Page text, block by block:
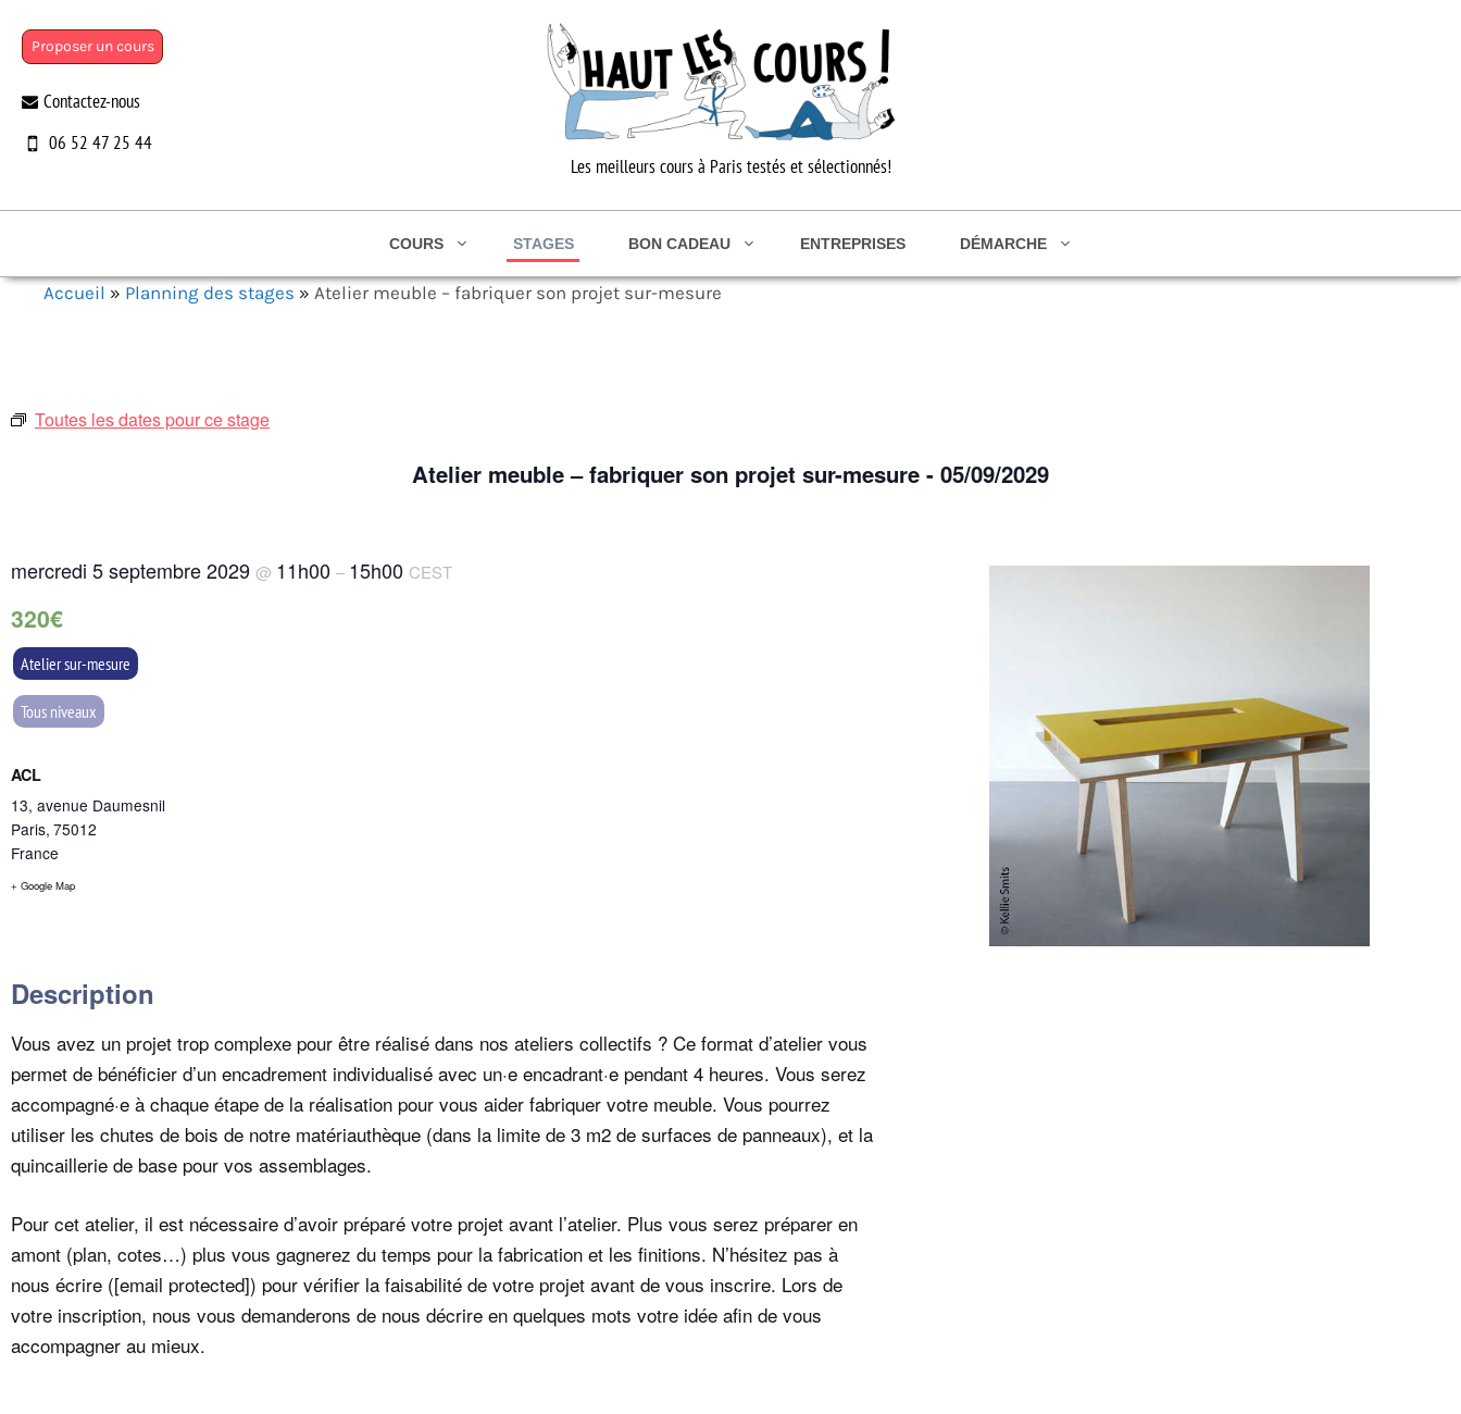
Les meilleurs cours à Paris testés et sélectionnés!
Proposer un cours
Contactez-nous
06 52 47 25 44
COURS STAGES BON CADEAU ENTREPRISES DÉMARCHE
Accueil » Planning des stages » Atelier meuble – fabriquer son projet sur-mesure
Toutes les dates pour ce stage
Atelier meuble – fabriquer son projet sur-mesure - 05/09/2029
mercredi 5 septembre 2029 @ 11h00 – 15h00 CEST
320€
Atelier sur-mesure
Tous niveaux
ACL
13, avenue Daumesnil
Paris, 75012
France
+ Google Map
Description
Vous avez un projet trop complexe pour être réalisé dans nos ateliers collectifs ? Ce format d’atelier vous
permet de bénéficier d’un encadrement individualisé avec un·e encadrant·e pendant 4 heures. Vous serez
accompagné·e à chaque étape de la réalisation pour vous aider fabriquer votre meuble. Vous pourrez
utiliser les chutes de bois de notre matériauthèque (dans la limite de 3 m2 de surfaces de panneaux), et la
quincaillerie de base pour vos assemblages.
Pour cet atelier, il est nécessaire d’avoir préparé votre projet avant l’atelier. Plus vous serez préparer en
amont (plan, cotes…) plus vous gagnerez du temps pour la fabrication et les finitions. N’hésitez pas à
nous écrire ([email protected]) pour vérifier la faisabilité de votre projet avant de vous inscrire. Lors de
votre inscription, nous vous demanderons de nous décrire en quelques mots votre idée afin de vous
accompagner au mieux.